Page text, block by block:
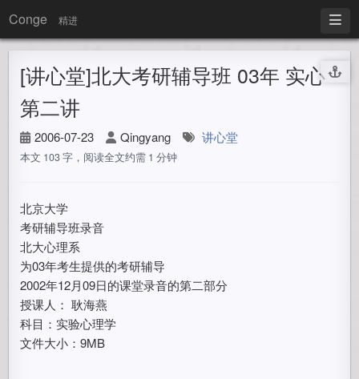
Conge 精进
[讲心堂]北大考研辅导班 03年 实心
第二讲
2006-07-23 Qingyang 讲心堂
本文 103 字，阅读全文约需 1 分钟
北京大学
考研辅导班录音
北大心理系
为03年考生提供的考研辅导
2002年12月09日的课堂录音的第二部分
授课人： 耿海燕
科目：实验心理学
文件大小：9MB